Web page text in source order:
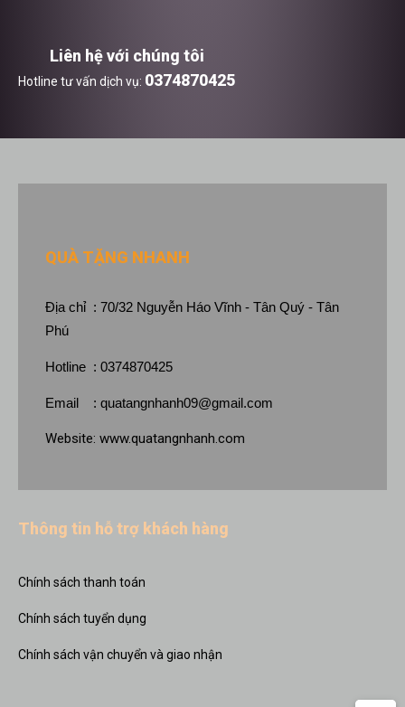
Liên hệ với chúng tôi
Hotline tư vấn dịch vụ: 0374870425
QUÀ TẶNG NHANH
Địa chỉ : 70/32 Nguyễn Háo Vĩnh - Tân Quý - Tân
Phú
Hotline : 0374870425
Email : quatangnhanh09@gmail.com
Website: www.quatangnhanh.com
Thông tin hỗ trợ khách hàng
Chính sách thanh toán
Chính sách tuyển dụng
Chính sách vận chuyển và giao nhận